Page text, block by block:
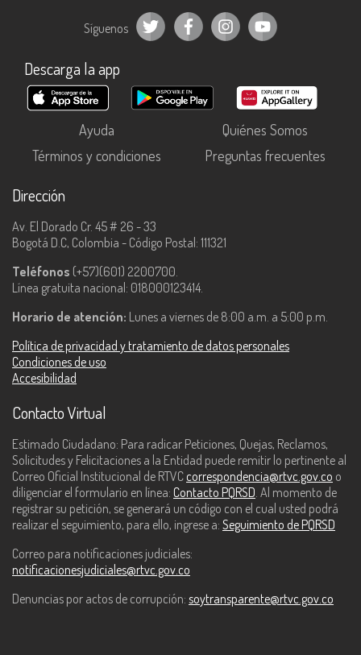
Síguenos
Descarga la app
Ayuda
Quiénes Somos
Términos y condiciones
Preguntas frecuentes
Dirección
Av. El Dorado Cr. 45 # 26 - 33
Bogotá D.C, Colombia - Código Postal: 111321
Teléfonos (+57)(601) 2200700.
Línea gratuita nacional: 018000123414.
Horario de atención: Lunes a viernes de 8:00 a.m. a 5:00 p.m.
Política de privacidad y tratamiento de datos personales
Condiciones de uso
Accesibilidad
Contacto Virtual
Estimado Ciudadano: Para radicar Peticiones, Quejas, Reclamos,
Solicitudes y Felicitaciones a la Entidad puede remitir lo pertinente al
Correo Oficial Institucional de RTVC correspondencia@rtvc.gov.co o
diligenciar el formulario en línea: Contacto PQRSD . Al momento de
registrar su petición, se generará un código con el cual usted podrá
realizar el seguimiento, para ello, ingrese a: Seguimiento de PQRSD
Correo para notificaciones judiciales:
notificacionesjudiciales@rtvc.gov.co
Denuncias por actos de corrupción: soytransparente@rtvc.gov.co